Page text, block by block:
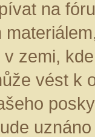
na
zemi,
vést k